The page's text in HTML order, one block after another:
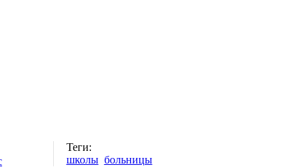
Теги:
школы больницы